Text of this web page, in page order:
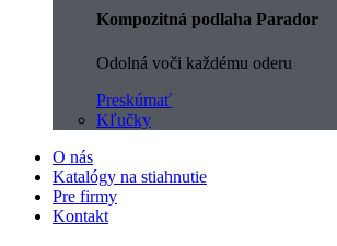
Kompozitná podlaha Parador
Odolná voči každému oderu
Preskúmať
Kľučky
O nás
Katalógy na stiahnutie
Pre firmy
Kontakt